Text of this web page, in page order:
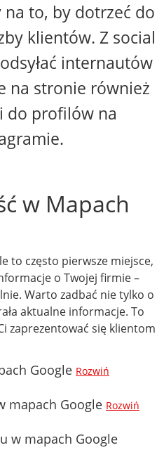
na to, by dotrzeć do
klientów. Z social
internautów
na stronie również
do profilów na
w Mapach
to często pierwsze miejsce,
o Twojej firmie –
Warto zadbać nie tylko o
aktualne informacje. To
zaprezentować się klientom
Google Rozwiń
mapach Google Rozwiń
w mapach Google